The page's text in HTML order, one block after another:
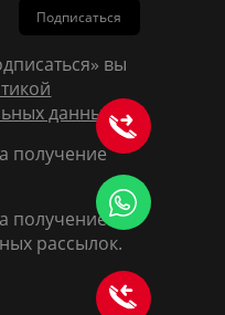
Подписаться
вы
данных.
получение
получение
рассылок.